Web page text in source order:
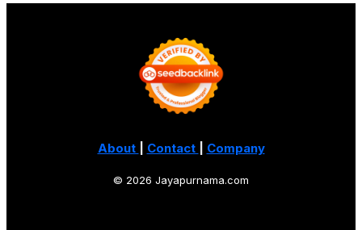
About Contact Company
© 2026 Jayapurnama.com